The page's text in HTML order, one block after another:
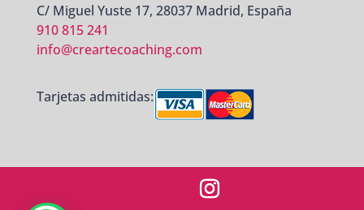
C/ Miguel Yuste 17, 28037 Madrid, España
910 815 241
info@creartecoaching.com
Tarjetas admitidas: